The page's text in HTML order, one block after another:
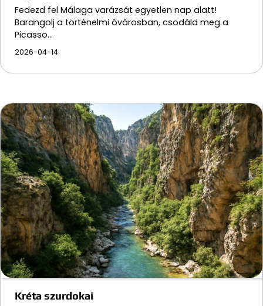
Fedezd fel Málaga varázsát egyetlen nap alatt!
Barangolj a történelmi óvárosban, csodáld meg a
Picasso…
2026-04-14
Kréta szurdokai